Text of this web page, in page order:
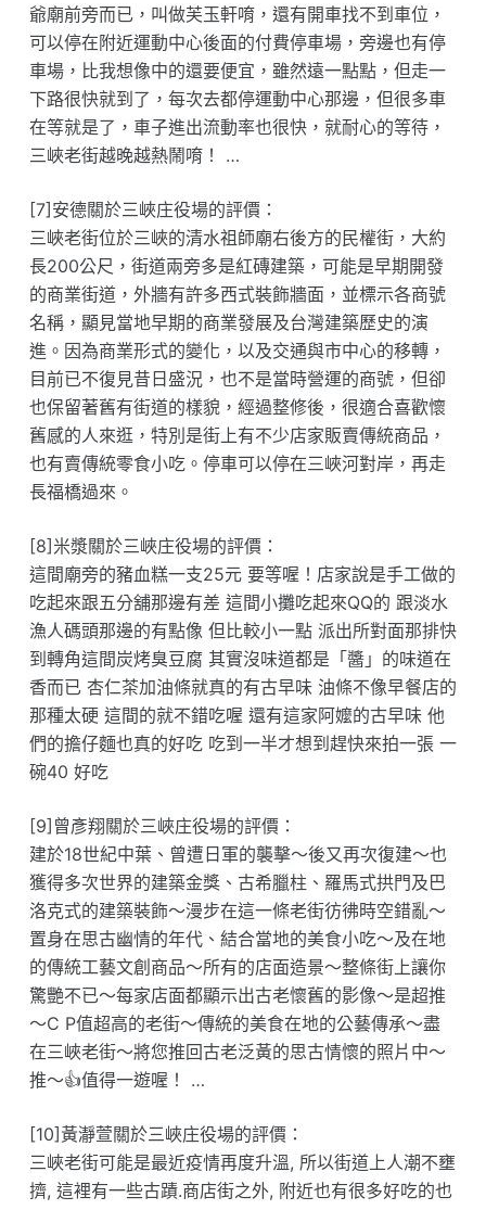
爺廟前旁而已，叫做芙玉軒唷，還有開車找不到車位，
可以停在附近運動中心後面的付費停車場，旁邊也有停
車場，比我想像中的還要便宜，雖然遠一點點，但走一
下路很快就到了，每次去都停運動中心那邊，但很多車
在等就是了，車子進出流動率也很快，就耐心的等待，
三峽老街越晚越熱鬧唷！ …
[7]安德關於三峽庄役場的評價：
三峽老街位於三峽的清水祖師廟右後方的民權街，大約
長200公尺，街道兩旁多是紅磚建築，可能是早期開發
的商業街道，外牆有許多西式裝飾牆面，並標示各商號
名稱，顯見當地早期的商業發展及台灣建築歷史的演
進。因為商業形式的變化，以及交通與市中心的移轉，
目前已不復見昔日盛況，也不是當時營運的商號，但卻
也保留著舊有街道的樣貌，經過整修後，很適合喜歡懷
舊感的人來逛，特別是街上有不少店家販賣傳統商品，
也有賣傳統零食小吃。停車可以停在三峽河對岸，再走
長福橋過來。
[8]米漿關於三峽庄役場的評價：
這間廟旁的豬血糕一支25元 要等喔！店家說是手工做的
吃起來跟五分舖那邊有差 這間小攤吃起來QQ的 跟淡水
漁人碼頭那邊的有點像 但比較小一點 派出所對面那排快
到轉角這間炭烤臭豆腐 其實沒味道都是「醬」的味道在
香而已 杏仁茶加油條就真的有古早味 油條不像早餐店的
那種太硬 這間的就不錯吃喔 還有這家阿嬤的古早味 他
們的擔仔麵也真的好吃 吃到一半才想到趕快來拍一張 一
碗40 好吃
[9]曾彥翔關於三峽庄役場的評價：
建於18世紀中葉、曾遭日軍的襲擊～後又再次復建～也
獲得多次世界的建築金獎、古希臘柱、羅馬式拱門及巴
洛克式的建築裝飾～漫步在這一條老街彷彿時空錯亂～
置身在思古幽情的年代、結合當地的美食小吃～及在地
的傳統工藝文創商品～所有的店面造景～整條街上讓你
驚艷不已～每家店面都顯示出古老懷舊的影像～是超推
～C P值超高的老街～傳統的美食在地的公藝傳承～盡
在三峽老街～將您推回古老泛黃的思古情懷的照片中～
推～👍值得一遊喔！ …
[10]黃瀞萱關於三峽庄役場的評價：
三峽老街可能是最近疫情再度升溫, 所以街道上人潮不壅
擠, 這裡有一些古蹟.商店街之外, 附近也有很多好吃的也